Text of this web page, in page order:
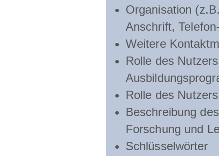
Organisation
Anschrift,
Weitere
Rolle des
Rolle des
Beschreibung
Forschung und
Schlüsselwörter